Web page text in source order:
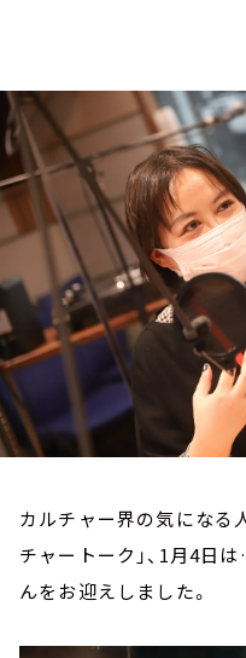
お知らせ
イベント・グッズ
YouTube
会社情報
カルチャー界の気になる
チャートーク」、1月4日
んをお迎えしました。